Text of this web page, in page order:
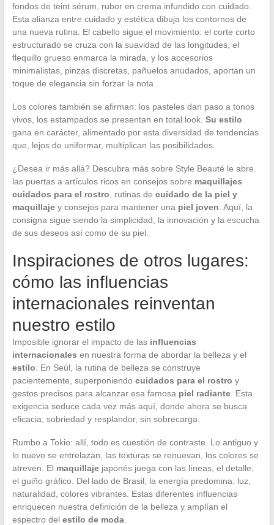
fondos de teint sérum, rubor en crema infundido con cuidado.
Esta alianza entre cuidado y estética dibuja los contornos de
una nueva rutina. El cabello sigue el movimiento: el corte corto
estructurado se cruza con la suavidad de las longitudes, el
flequillo grueso enmarca la mirada, y los accesorios
minimalistas, pinzas discretas, pañuelos anudados, aportan un
toque de elegancia sin forzar la nota.
Los colores también se afirman: los pasteles dan paso a tonos
vivos, los estampados se presentan en total look. Su estilo
gana en carácter, alimentado por esta diversidad de tendencias
que, lejos de uniformar, multiplican las posibilidades.
¿Desea ir más allá? Descubra más sobre Style Beauté le abre
las puertas a artículos ricos en consejos sobre maquillajes
cuidados para el rostro , rutinas de cuidado de la piel y
maquillajey consejos para mantener una piel joven . Aquí, la
consigna sigue siendo la simplicidad, la innovación y la escucha
de sus deseos así como de su piel.
Inspiraciones de otros lugares:
cómo las influencias
internacionales reinventan
nuestro estilo
Imposible ignorar el impacto de las influencias
internacionales en nuestra forma de abordar la belleza y el
estilo . En Seúl, la rutina de belleza se construye
pacientemente, superponiendo cuidados para el rostro y
gestos precisos para alcanzar esa famosa piel radiante. Esta
exigencia seduce cada vez más aquí, donde ahora se busca
eficacia, sobriedad y resplandor, sin sobrecarga.
Rumbo a Tokio: allí, todo es cuestión de contraste. Lo antiguo y
lo nuevo se entrelazan, las texturas se renuevan, los colores se
atreven. El maquillajejaponés juega con las líneas, el detalle,
el guiño gráfico. Del lado de Brasil, la energía predomina: luz,
naturalidad, colores vibrantes. Estas diferentes influencias
enriquecen nuestra definición de la belleza y amplían el
espectro del estilo de moda.